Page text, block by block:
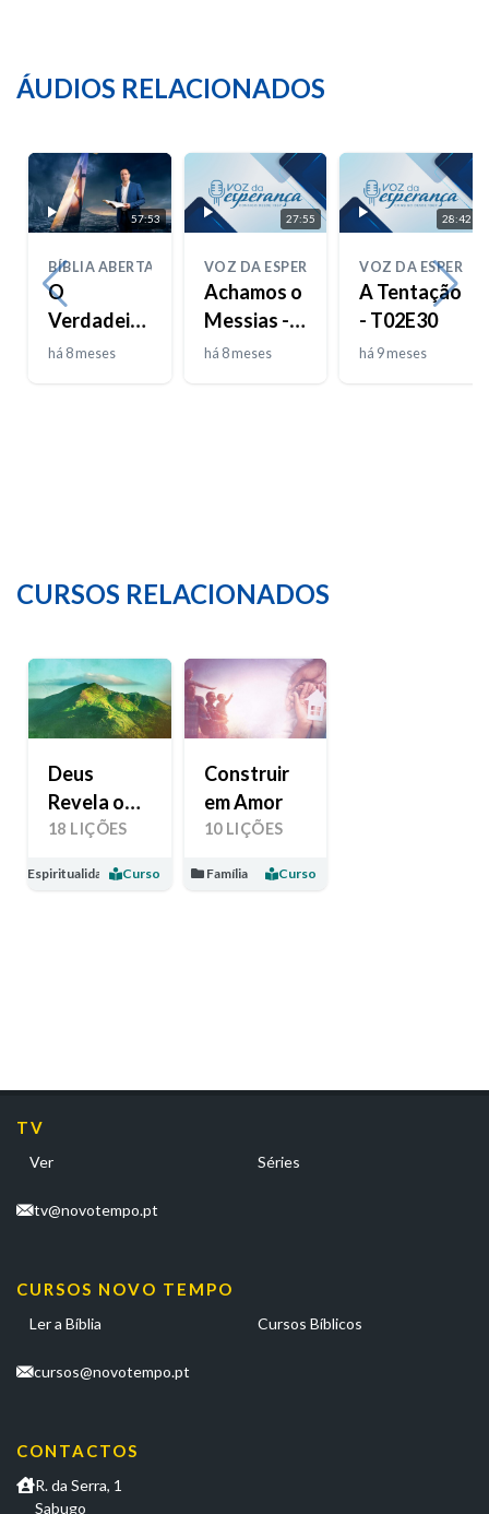
ÁUDIOS RELACIONADOS
57:53
BÍBLIA ABERTA
O
Verdadeiro
Josué
há 8 meses
27:55
VOZ DA ESPERANÇA
Achamos o
Messias -
T02E31
há 8 meses
28:42
VOZ DA
A Tentação
- T02E30
há 9 meses
CURSOS RELACIONADOS
Deus
Revela o
Seu Amor
18 LIÇÕES
Espiritualidade Curso
Construir
em Amor
10 LIÇÕES
Família Curso
TV
Ver Séries
tv@novotempo.pt
CURSOS NOVO TEMPO
Ler a Bíblia Cursos Bíblicos
cursos@novotempo.pt
CONTACTOS
R. da Serra, 1
Sabugo